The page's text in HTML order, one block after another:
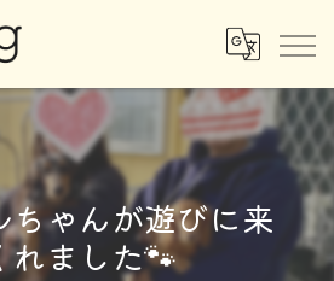
ちゃんが遊びに来
れました🐾